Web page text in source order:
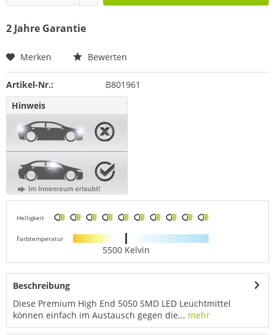
2 Jahre Garantie
Merken Bewerten
Artikel-Nr.:
B801961
Hinweis
Helligkeit
Farbtemperatur
5500 Kelvin
Beschreibung
Diese Premium High End 5050 SMD LED Leuchtmittel
können einfach im Austausch gegen die... mehr